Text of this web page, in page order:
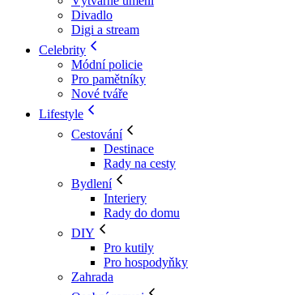
Divadlo
Digi a stream
Celebrity
Módní policie
Pro pamětníky
Nové tváře
Lifestyle
Cestování
Destinace
Rady na cesty
Bydlení
Interiery
Rady do domu
DIY
Pro kutily
Pro hospodyňky
Zahrada